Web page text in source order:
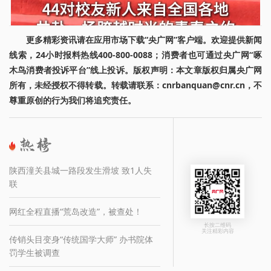
更多精彩资讯请在应用市场下载“央广网”客户端。欢迎提供新闻
线索，24小时报料热线400-800-0088；消费者也可通过央广网“啄
木鸟消费者投诉平台”线上投诉。版权声明：本文章版权归属央广网
所有，未经授权不得转载。转载请联系：cnrbanquan@cnr.cn，不
尊重原创的行为我们将追究责任。
陕西潼关县城一路段发生滑坡 致1人失
联
网红全程直播“荒岛改造”，被查处！
传销头目变身“传统国学大师” 办书院体
罚学生被调查
长按二维码
关注精彩内容